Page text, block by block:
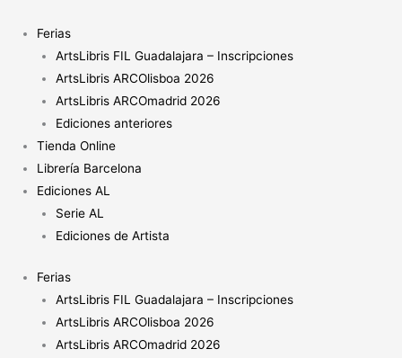
contenido
Ferias
ArtsLibris FIL Guadalajara – Inscripciones
ArtsLibris ARCOlisboa 2026
ArtsLibris ARCOmadrid 2026
Ediciones anteriores
Tienda Online
Librería Barcelona
Ediciones AL
Serie AL
Ediciones de Artista
Ferias
ArtsLibris FIL Guadalajara – Inscripciones
ArtsLibris ARCOlisboa 2026
ArtsLibris ARCOmadrid 2026